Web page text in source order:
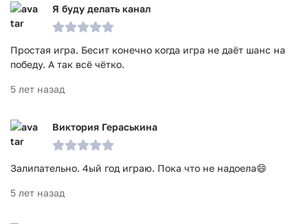
Я буду делать канал
Простая игра. Бесит конечно когда игра не даёт шанс на
победу. А так всё чётко.
5 лет назад
Виктория Гераськина
Залипательно. 4ый год играю. Пока что не надоела😄
5 лет назад